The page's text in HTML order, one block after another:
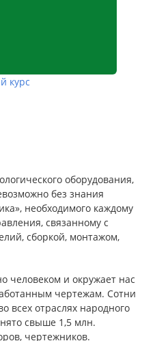
курс
оборудования,
без знания
необходимого каждому
связанному с
сборкой, монтажом,
человеком и окружает нас
чертежам. Сотни
всех отраслях народного
свыше 1,5 млн.
чертежников.